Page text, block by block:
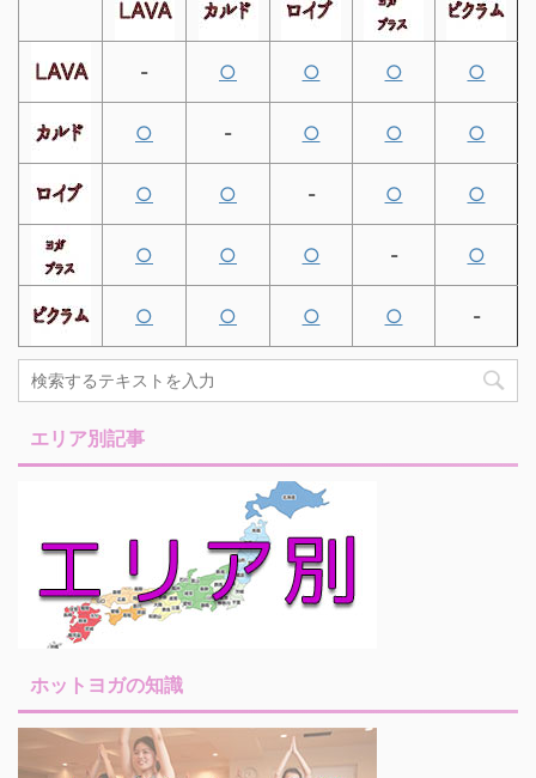
- ○ ○ ○ ○
○ - ○ ○ ○
○ ○ - ○ ○
○ ○ ○ - ○
○ ○ ○ ○ -
エリア別記事
ホットヨガの知識